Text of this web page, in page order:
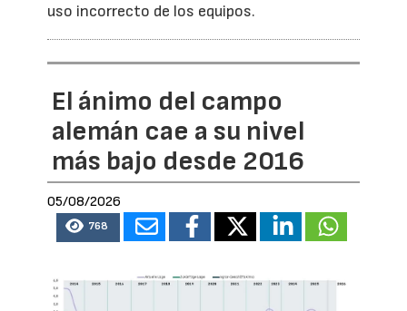
uso incorrecto de los equipos.
El ánimo del campo
alemán cae a su nivel
más bajo desde 2016
05/08/2026
768